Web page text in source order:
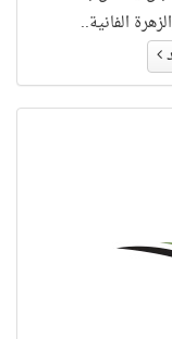
الفانية..